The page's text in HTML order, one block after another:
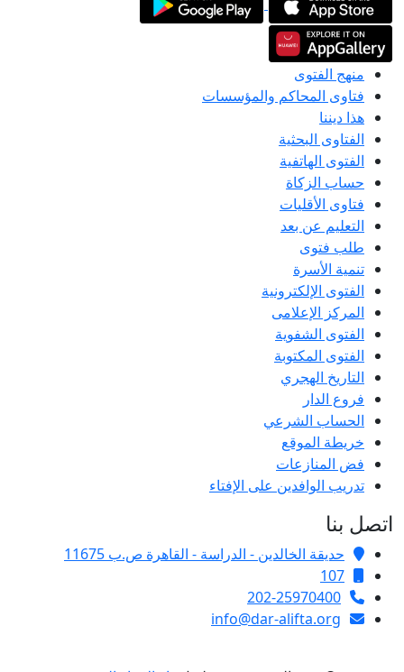
منهج الفتوى
فتاوى المحاكم والمؤسسات
هذا ديننا
الفتاوى البحثية
الفتوى الهاتفية
حساب الزكاة
فتاوى الأقليات
التعليم عن بعد
طلب فتوى
تنمية الأسرة
الفتوى الإلكترونية
المركز الإعلامى
الفتوى الشفوية
الفتوى المكتوبة
التاريخ الهجري
فروع الدار
الحساب الشرعي
خريطة الموقع
فض المنازعات
تدريب الوافدين على الإفتاء
اتصل بنا
حديقة الخالدين - الدراسة - القاهرة ص.ب 11675
107
202-25970400
info@dar-alifta.org